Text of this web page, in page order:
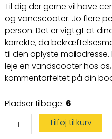
Til dig der gerne vil have
og vandscooter. Jo flere
person. Det er vigtigt at
korrekte, da
til den oplyste mailadresse.
leje en vandscooter hos
kommentarfeltet på din
Pladser tilbage: 6
Speedbådskørekort
og
Vandscootercertifikat
Tilføj til kurv